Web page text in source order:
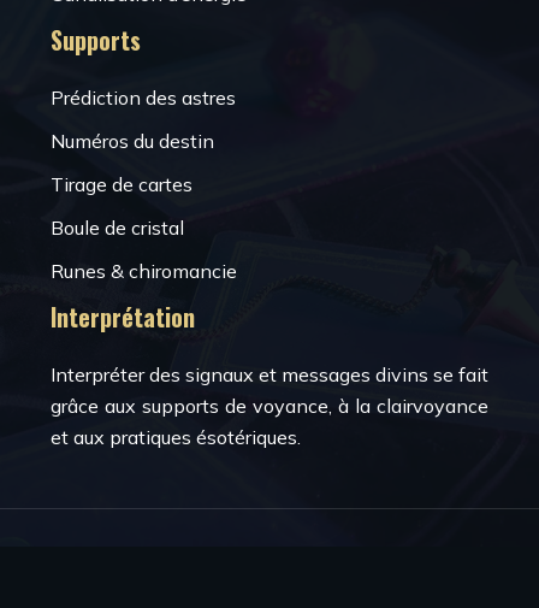
Supports
Prédiction des astres
Numéros du destin
Tirage de cartes
Boule de cristal
Runes & chiromancie
Interprétation
Interpréter des signaux et messages divins se fait
grâce aux supports de voyance, à la clairvoyance
et aux pratiques ésotériques.